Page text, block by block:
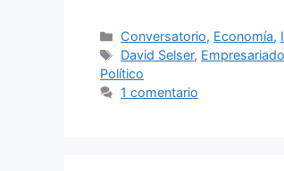
Conversatorio, Economía,
David Selser,
Político
1 comentario